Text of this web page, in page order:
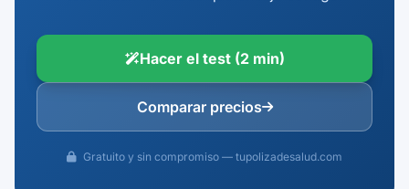
Hacer el test (2 min)
Comparar precios
Gratuito y sin compromiso — tupolizadesalud.com